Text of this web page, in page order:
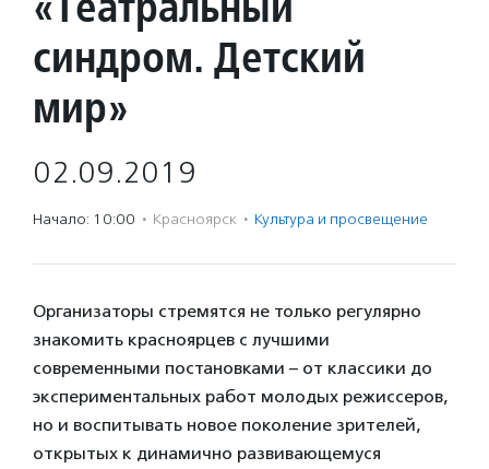
синдром. Детский
мир»
02.09.2019
Начало: 10:00 · Красноярск · Культура и просвещение
Организаторы стремятся не только регулярно
знакомить красноярцев с лучшими
современными постановками – от классики до
экспериментальных работ молодых режиссеров,
но и воспитывать новое поколение зрителей,
открытых к динамично развивающемуся